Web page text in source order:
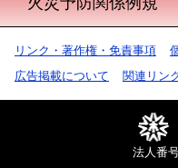
リンク・著作権・免責事項
広告掲載について
関連リン
法人番